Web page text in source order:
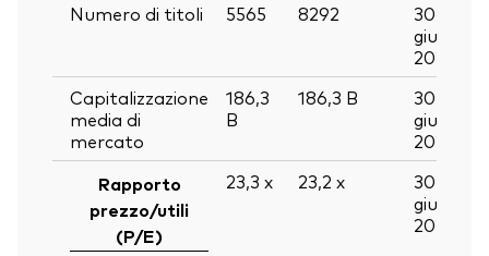
Numero di titoli
5565 8292
30
giu
2026
Capitalizzazione
media di
mercato
186,3
B
186,3 B
30
giu
2026
Rapporto
prezzo/utili
(P/E)
23,3 x 23,2 x
30
giu
2026